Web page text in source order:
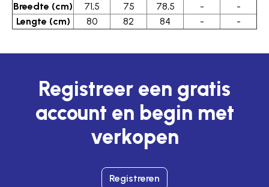
Breedte (cm)
71,5 75 78,5 -
-
Lengte (cm)
80 82 84 - -
Registreer een gratis
account en begin met
verkopen
Registreren